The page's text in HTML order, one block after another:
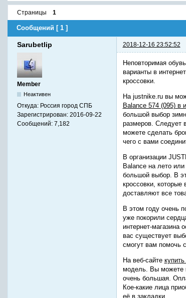
Страницы 1
Сообщений [ 1 ]
Sarubetlip 2018-12-16 23:52:52
Member
Неактивен
Откуда: Россия город СПБ
Зарегистрирован: 2016-09-22
Сообщений: 7,182
Неповторимая
варианты в
кроссовки.
На justnike.ru вы
Balance 574 (095) в
большой выбор
размеров. Следует
можете сделать
чего с вами
В организации
Balance на лето
большой выбор. В
кроссовки,
доставляют все
В этом году очень
уже покорили
интернет-магазина
вас существует
смогут вам помочь
На веб-сайте
модель. Вы можете
очень большая.
Кое-какие лица
её в закладки.